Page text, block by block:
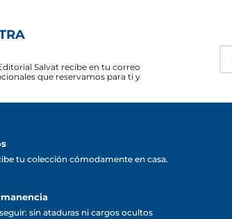
Salvat recibe en tu correo
que reservamos para ti y
tu colección cómodamente en casa.
sin ataduras ni cargos ocultos